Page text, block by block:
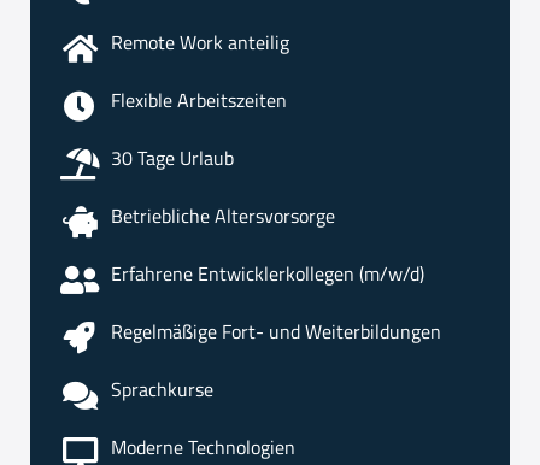
Remote Work anteilig
Flexible Arbeitszeiten
30 Tage Urlaub
Betriebliche Altersvorsorge
Erfahrene Entwicklerkollegen (m/w/d)
Regelmäßige Fort- und Weiterbildungen
Sprachkurse
Moderne Technologien